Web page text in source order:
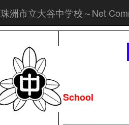
珠洲市立大谷中学校～Net